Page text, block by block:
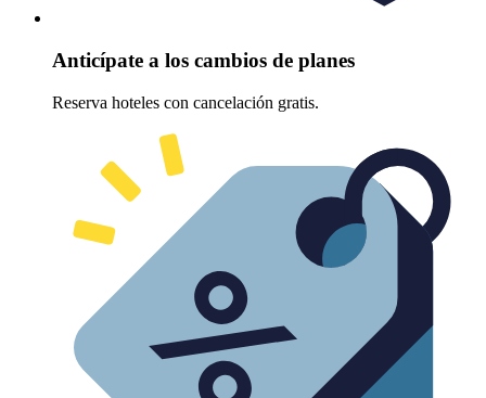
Anticípate a los cambios de planes
Reserva hoteles con cancelación gratis.